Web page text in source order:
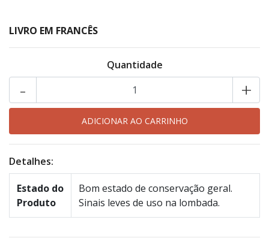
LIVRO EM FRANCÊS
Quantidade
+
-
Detalhes:
Estado do
Produto
Bom estado de conservação geral.
Sinais leves de uso na lombada.